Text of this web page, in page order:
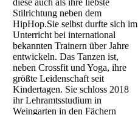
diese auch als ihre liebste
Stilrichtung neben dem
HipHop.Sie selbst durfte sich im
Unterricht bei international
bekannten Trainern über Jahre
entwickeln. Das Tanzen ist,
neben Crossfit und Yoga, ihre
größte Leidenschaft seit
Kindertagen. Sie schloss 2018
ihr Lehramtsstudium in
Weingarten in den Fächern